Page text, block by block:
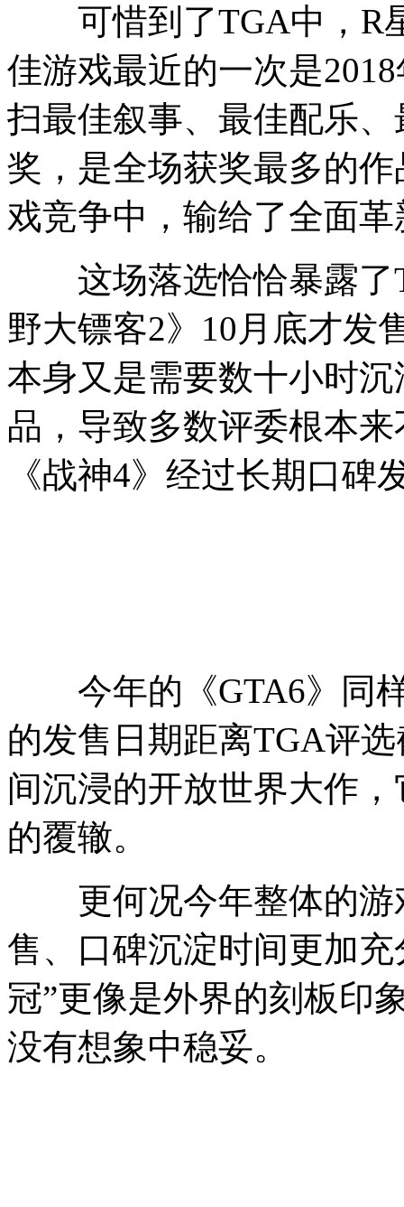
可惜到了TGA中，R
佳游戏最近的一次是
扫最佳叙事、最佳配乐
奖，是全场获奖最多的
戏竞争中，输给了全面
这场落选恰恰暴露了
野大镖客2》10月底才发
本身又是需要数十小时
品，导致多数评委根本
《战神4》经过长期口碑
今年的《GTA6》同样
的发售日期距离TGA评
间沉浸的开放世界大作
的覆辙。
更何况今年整体的游
售、口碑沉淀时间更加
冠”更像是外界的刻板印
没有想象中稳妥。